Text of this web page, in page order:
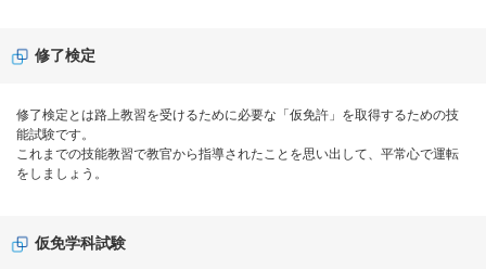
修了検定
修了検定とは路上教習を受けるために必要な「仮免許」を取得するための技
能試験です。
これまでの技能教習で教官から指導されたことを思い出して、平常心で運転
をしましょう。
仮免学科試験